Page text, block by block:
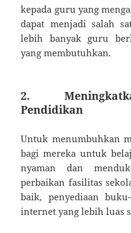
kepada guru yang
dapat menjadi salah
lebih banyak guru
yang membutuhkan.
2.
Pendidikan
Untuk menumbuhkan
bagi mereka untuk
nyaman dan
perbaikan fasilitas
baik, penyediaan
internet yang lebih luas